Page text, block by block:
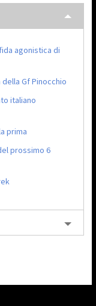
agonistica di
Gf Pinocchio
italiano
prima
prossimo 6